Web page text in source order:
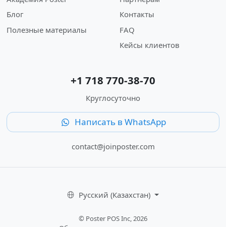
Блог
Полезные материалы
Контакты
FAQ
Кейсы клиентов
+1 718 770-38-70
Круглосуточно
Написать в WhatsApp
contact@joinposter.com
Русский (Казахстан)
© Poster POS Inc, 2026